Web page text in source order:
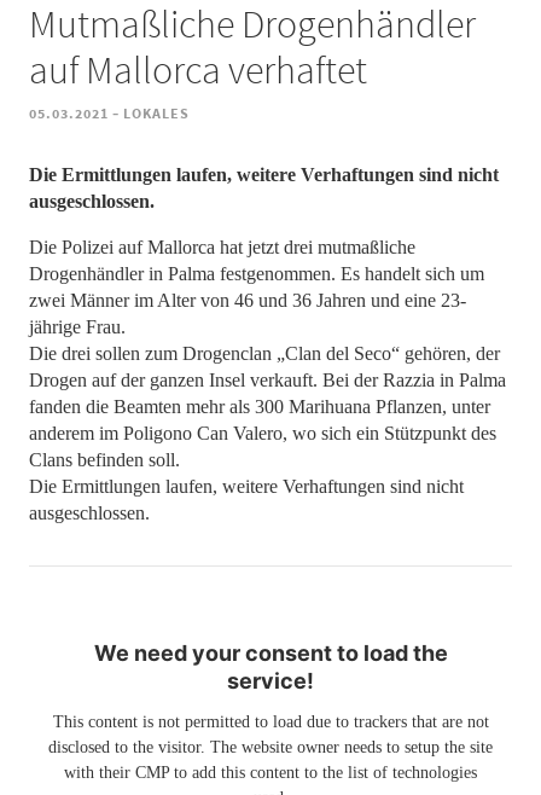
Mutmaßliche Drogenhändler
auf Mallorca verhaftet
05.03.2021 - LOKALES
Die Ermittlungen laufen, weitere Verhaftungen sind nicht
ausgeschlossen.
Die Polizei auf Mallorca hat jetzt drei mutmaßliche
Drogenhändler in Palma festgenommen. Es handelt sich um
zwei Männer im Alter von 46 und 36 Jahren und eine 23-
jährige Frau.
Die drei sollen zum Drogenclan „Clan del Seco“ gehören, der
Drogen auf der ganzen Insel verkauft. Bei der Razzia in Palma
fanden die Beamten mehr als 300 Marihuana Pflanzen, unter
anderem im Poligono Can Valero, wo sich ein Stützpunkt des
Clans befinden soll.
Die Ermittlungen laufen, weitere Verhaftungen sind nicht
ausgeschlossen.
We need your consent to load the
service!
This content is not permitted to load due to trackers that are not
disclosed to the visitor. The website owner needs to setup the site
with their CMP to add this content to the list of technologies